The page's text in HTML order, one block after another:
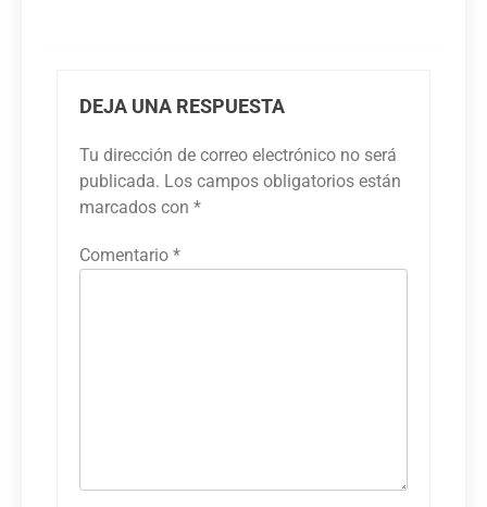
DEJA UNA RESPUESTA
Tu dirección de correo electrónico no será
publicada. Los campos obligatorios están
marcados con *
Comentario *